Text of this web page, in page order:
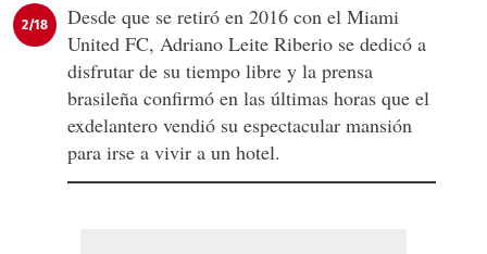
2/18
Desde que se retiró en 2016 con el Miami
United FC, Adriano Leite Riberio se dedicó a
disfrutar de su tiempo libre y la prensa
brasileña confirmó en las últimas horas que el
exdelantero vendió su espectacular mansión
para irse a vivir a un hotel.